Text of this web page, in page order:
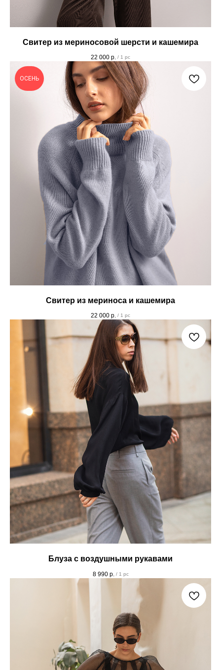
Свитер из мериносовой шерсти и кашемира
22 000 р. / 1 pc
ОСЕНЬ
Свитер из мериноса и кашемира
22 000 р. / 1 pc
Блуза с воздушными рукавами
8 990 р. / 1 pc